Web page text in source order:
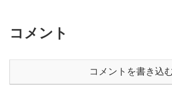
コメント
コメントを書き込